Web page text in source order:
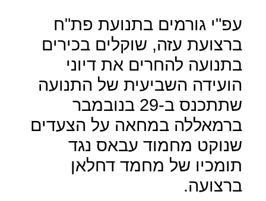
עפ"י גורמים בתנועת פת"ח
ברצועת עזה, שוקלים בכירים
בתנועה להחרים את דיוני
הועידה השביעית של התנועה
שתתכנס ב-29 בנובמבר
ברמאללה במחאה על הצעדים
שנוקט מחמוד עבאס נגד
תומכיו של מחמד דחלאן
ברצועה.